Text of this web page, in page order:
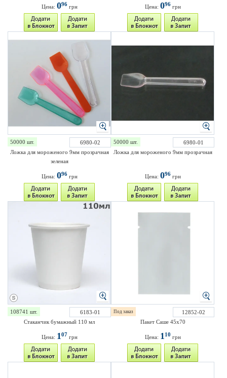
Цена: 096грн Цена: 096грн
50000 шт.
6980-02
Ложка для мороженого 9мм прозрачная
зеленая
Цена: 096грн
50000 шт.
6980-01
Ложка для мороженого 9мм прозрачная
Цена: 096грн
108741 шт.
6183-01
Стаканчик бумажный 110 мл
Цена: 107 грн
Под заказ
12852-02
Пакет Саше 45х70
Цена: 110 грн